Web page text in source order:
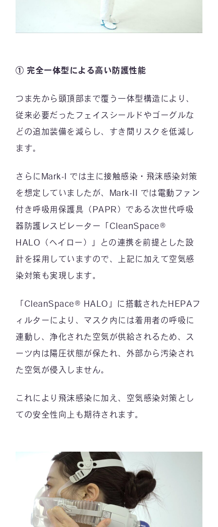
① 完全一体型による高い防護性能
つま先から頭頂部まで覆う一体型構造により、
従来必要だったフェイスシールドやゴーグルな
どの追加装備を減らし、すき間リスクを低減し
ます。
さらにMark-I では主に接触感染・飛沫感染対策
を想定していましたが、Mark-II では電動ファン
付き呼吸用保護具（PAPR）である次世代呼吸
器防護レスピレーター「CleanSpace®
HALO（ヘイロー）」との連携を前提とした設
計を採用していますので、上記に加えて空気感
染対策も実現します。
「CleanSpace® HALO」に搭載されたHEPAフ
ィルターにより、マスク内には着用者の呼吸に
連動し、浄化された空気が供給されるため、ス
ーツ内は陽圧状態が保たれ、外部から汚染され
た空気が侵入しません。
これにより飛沫感染に加え、空気感染対策とし
ての安全性向上も期待されます。